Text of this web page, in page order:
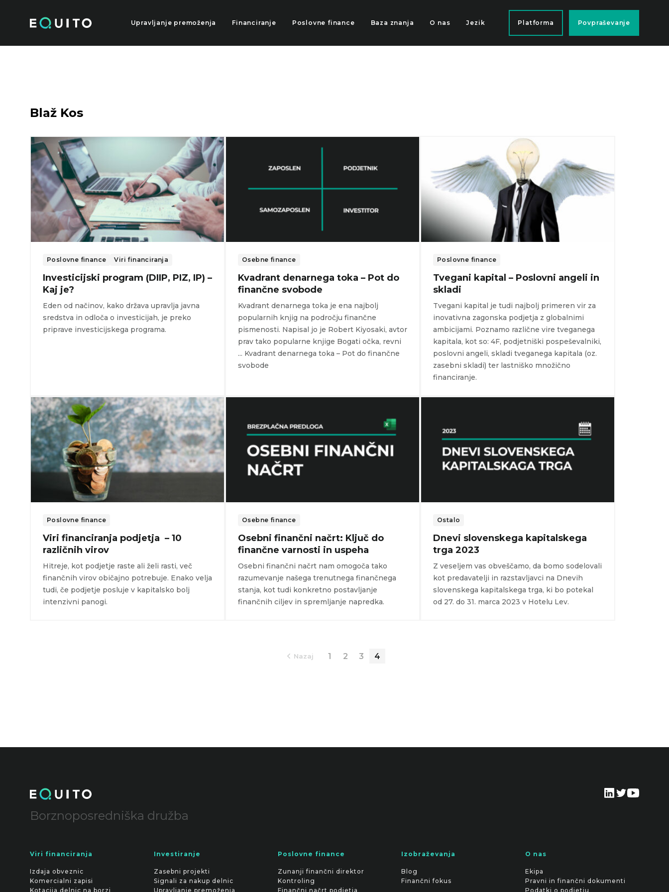
Upravljanje premoženja Financiranje Poslovne finance Baza znanja O nas Jezik Platforma Povpraševanje
Blaž Kos
Poslovne finance Viri financiranja
Investicijski program (DIIP, PIZ, IP) –
Kaj je?
Eden od načinov, kako država upravlja javna
sredstva in odloča o investicijah, je preko
priprave investicijskega programa.
Osebne finance
Kvadrant denarnega toka – Pot do
finančne svobode
Kvadrant denarnega toka je ena najbolj
popularnih knjig na področju finančne
pismenosti. Napisal jo je Robert Kiyosaki, avtor
prav tako popularne knjige Bogati očka, revni
... Kvadrant denarnega toka – Pot do finančne
svobode
Poslovne finance
Tvegani kapital – Poslovni angeli in
skladi
Tvegani kapital je tudi najbolj primeren vir za
inovativna zagonska podjetja z globalnimi
ambicijami. Poznamo različne vire tveganega
kapitala, kot so: 4F, podjetniški pospeševalniki,
poslovni angeli, skladi tveganega kapitala (oz.
zasebni skladi) ter lastniško množično
financiranje.
Poslovne finance
Viri financiranja podjetja – 10
različnih virov
Hitreje, kot podjetje raste ali želi rasti, več
finančnih virov običajno potrebuje. Enako velja
tudi, če podjetje posluje v kapitalsko bolj
intenzivni panogi.
Osebne finance
Osebni finančni načrt: Ključ do
finančne varnosti in uspeha
Osebni finančni načrt nam omogoča tako
razumevanje našega trenutnega finančnega
stanja, kot tudi konkretno postavljanje
finančnih ciljev in spremljanje napredka.
Ostalo
Dnevi slovenskega kapitalskega
trga 2023
Z veseljem vas obveščamo, da bomo sodelovali
kot predavatelji in razstavljavci na Dnevih
slovenskega kapitalskega trga, ki bo potekal
od 27. do 31. marca 2023 v Hotelu Lev.
Nazaj 1 2 3 4
Borznoposredniška družba
Viri financiranja
Izdaja obveznic
Komercialni zapisi
Kotacija delnic na borzi
Investiranje
Zasebni projekti
Signali za nakup delnic
Upravljanje premoženja
Poslovne finance
Zunanji finančni direktor
Kontroling
Finančni načrt podjetja
Izobraževanja
Blog
Finančni fokus
O nas
Ekipa
Pravni in finančni dokumenti
Podatki o podjetju